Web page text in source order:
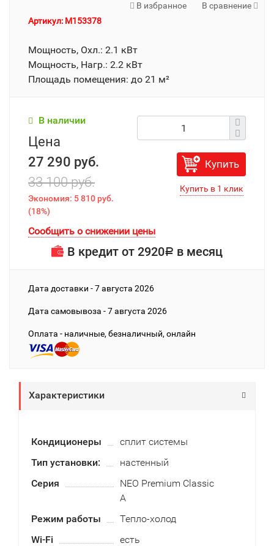
В избранное
В сравнение
Артикул: M153378
Мощность, Охл.: 2.1 кВт
Мощность, Нагр.: 2.2 кВт
Площадь помещения: до 21 м²
В наличии
Цена
27 290 руб.
33 100 руб.
Экономия: 5 810 руб.
(18%)
Купить
Сообщить о снижении цены
В кредит от 2920Р в месяц
Дата доставки - 7 августа 2026
Дата cамовывоза - 7 августа 2026
Оплата - наличные, безналичный, онлайн
Характеристики
Кондиционеры
сплит системы
Тип установки:
настенный
Серия
NEO Premium Classic
A
Режим работы
Тепло-холод
Wi-Fi
есть